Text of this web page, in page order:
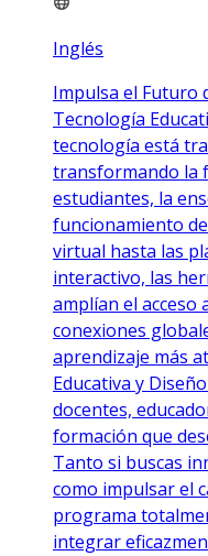
Inglés
Impulsa el Futuro
Tecnología
tecnología está
transformando la
estudiantes, la
funcionamiento
virtual hasta las
interactivo, las
amplían el acceso
conexiones
aprendizaje más
Educativa y
docentes,
formación que
Tanto si buscas
como impulsar el
programa
integrar